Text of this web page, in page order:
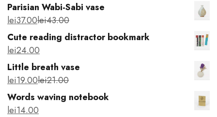
Parisian Wabi-Sabi vase
lei37.00lei43.00
Cute reading distractor bookmark
lei24.00
Little breath vase
lei19.00lei21.00
Words waving notebook
lei14.00